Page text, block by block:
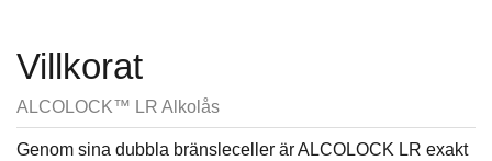
Villkorat
ALCOLOCK™ LR Alkolås
Genom sina dubbla bränsleceller är ALCOLOCK LR exakt